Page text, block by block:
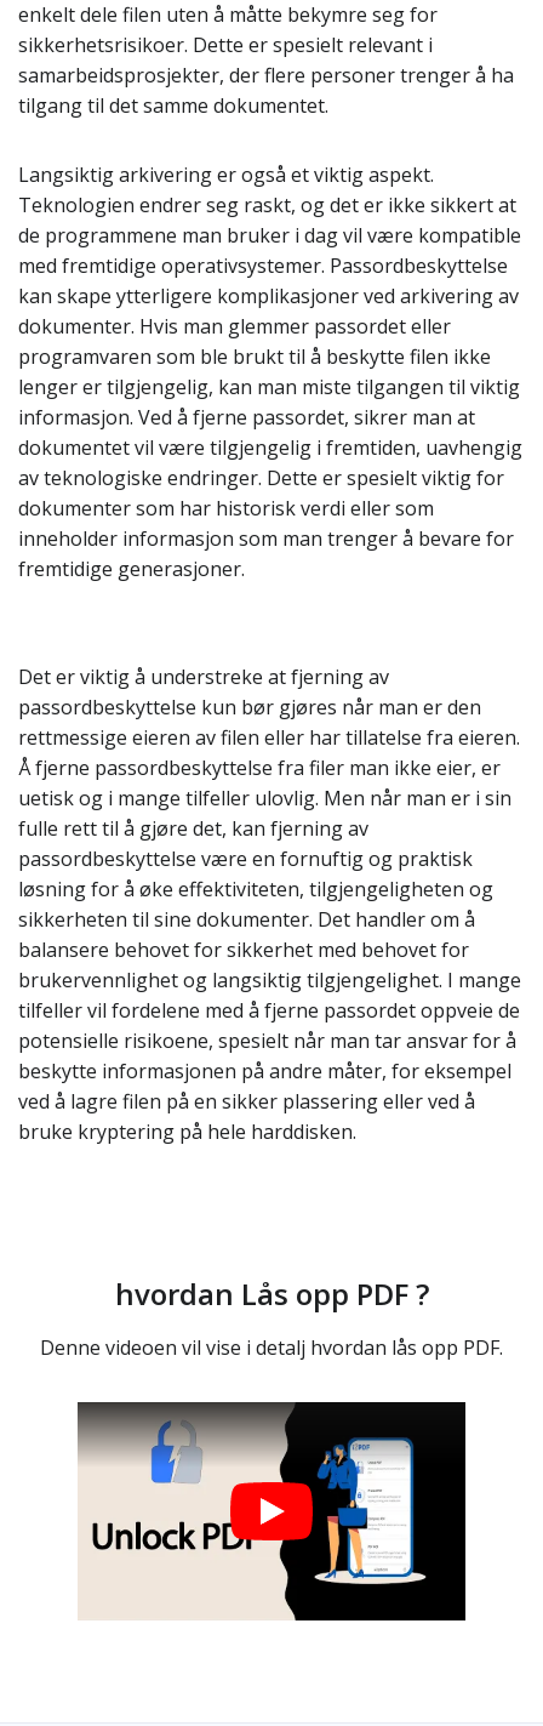
enkelt dele filen uten å måtte bekymre seg for
sikkerhetsrisikoer. Dette er spesielt relevant i
samarbeidsprosjekter, der flere personer trenger å ha
tilgang til det samme dokumentet.
Langsiktig arkivering er også et viktig aspekt.
Teknologien endrer seg raskt, og det er ikke sikkert at
de programmene man bruker i dag vil være kompatible
med fremtidige operativsystemer. Passordbeskyttelse
kan skape ytterligere komplikasjoner ved arkivering av
dokumenter. Hvis man glemmer passordet eller
programvaren som ble brukt til å beskytte filen ikke
lenger er tilgjengelig, kan man miste tilgangen til viktig
informasjon. Ved å fjerne passordet, sikrer man at
dokumentet vil være tilgjengelig i fremtiden, uavhengig
av teknologiske endringer. Dette er spesielt viktig for
dokumenter som har historisk verdi eller som
inneholder informasjon som man trenger å bevare for
fremtidige generasjoner.
Det er viktig å understreke at fjerning av
passordbeskyttelse kun bør gjøres når man er den
rettmessige eieren av filen eller har tillatelse fra eieren.
Å fjerne passordbeskyttelse fra filer man ikke eier, er
uetisk og i mange tilfeller ulovlig. Men når man er i sin
fulle rett til å gjøre det, kan fjerning av
passordbeskyttelse være en fornuftig og praktisk
løsning for å øke effektiviteten, tilgjengeligheten og
sikkerheten til sine dokumenter. Det handler om å
balansere behovet for sikkerhet med behovet for
brukervennlighet og langsiktig tilgjengelighet. I mange
tilfeller vil fordelene med å fjerne passordet oppveie de
potensielle risikoene, spesielt når man tar ansvar for å
beskytte informasjonen på andre måter, for eksempel
ved å lagre filen på en sikker plassering eller ved å
bruke kryptering på hele harddisken.
hvordan Lås opp PDF ?
Denne videoen vil vise i detalj hvordan lås opp PDF.